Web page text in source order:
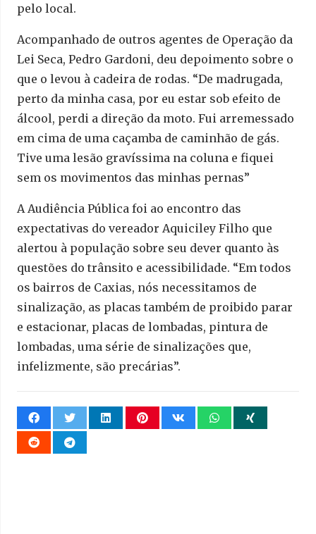
pelo local.
Acompanhado de outros agentes de Operação da
Lei Seca, Pedro Gardoni, deu depoimento sobre o
que o levou à cadeira de rodas. “De madrugada,
perto da minha casa, por eu estar sob efeito de
álcool, perdi a direção da moto. Fui arremessado
em cima de uma caçamba de caminhão de gás.
Tive uma lesão gravíssima na coluna e fiquei
sem os movimentos das minhas pernas”
A Audiência Pública foi ao encontro das
expectativas do vereador Aquiciley Filho que
alertou à população sobre seu dever quanto às
questões do trânsito e acessibilidade. “Em todos
os bairros de Caxias, nós necessitamos de
sinalização, as placas também de proibido parar
e estacionar, placas de lombadas, pintura de
lombadas, uma série de sinalizações que,
infelizmente, são precárias”.